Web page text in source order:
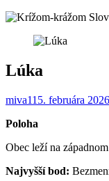
Lúka
miva115. februára 2026
Poloha
Obec leží na
Najvyšší bod: